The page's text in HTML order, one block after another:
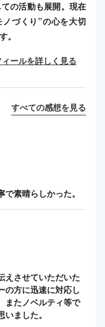
の活動も展開。現在
づくり”の心を大切
。
ールを詳しく見る
すべての感想を見る
素晴らしかった。
えさせていただいた
の方に迅速に対応し
またノベルティ等で
ました。